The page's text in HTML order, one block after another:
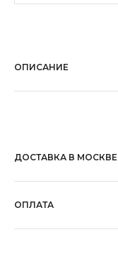
ОПИСАНИЕ
ДОСТАВКА В МОСКВЕ
ОПЛАТА